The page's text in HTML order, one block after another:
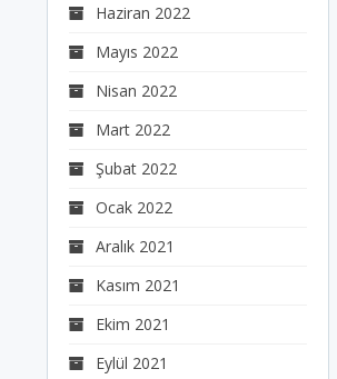
Haziran 2022
Mayıs 2022
Nisan 2022
Mart 2022
Şubat 2022
Ocak 2022
Aralık 2021
Kasım 2021
Ekim 2021
Eylül 2021